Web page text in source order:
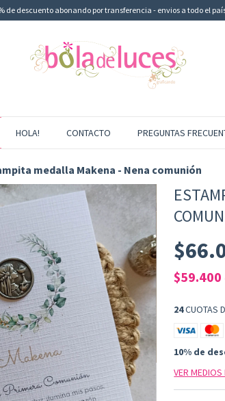
de descuento abonando por transferencia - envios a todo el
HOLA! CONTACTO PREGUNTAS
medalla Makena - Nena comunión
$59.400
24CUOTAS
10% de
VER MEDIOS